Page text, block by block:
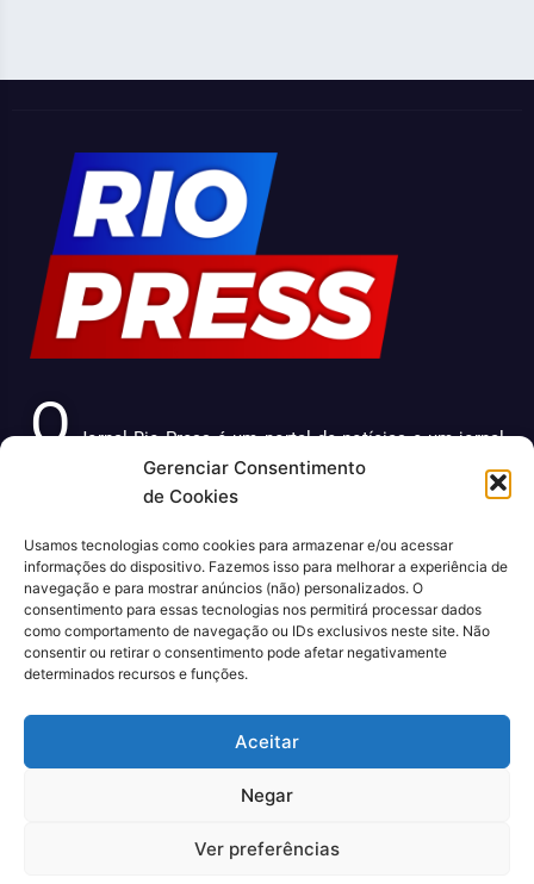
Gerenciar Consentimento
de Cookies
Usamos tecnologias como cookies para armazenar e/ou acessar
informações do dispositivo. Fazemos isso para melhorar a experiência de
navegação e para mostrar anúncios (não) personalizados. O
consentimento para essas tecnologias nos permitirá processar dados
como comportamento de navegação ou IDs exclusivos neste site. Não
consentir ou retirar o consentimento pode afetar negativamente
determinados recursos e funções.
Aceitar
Negar
Ver preferências
O Jornal Rio Press é um portal de notícias e um jornal
impresso que cobre diversas notícias sobre a cidade do
Rio de Janeiro. Com uma abordagem abrangente e
sobre política, economia, cultura, entre outros temas
relevantes para a população carioca. Além disso, o Jornal
Rio Press oferece conteúdo exclusivo em sua versão
online, trazendo ainda mais facilidade e comodidade para
seus leitores.
CNPJ: 43.699.442/0001-80
© 2022, Agência Padan.Todos os direitos reservados